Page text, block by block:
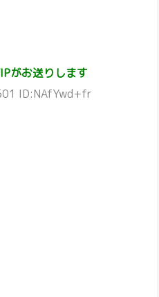
がお送りします
ID:NAfYwd+fr